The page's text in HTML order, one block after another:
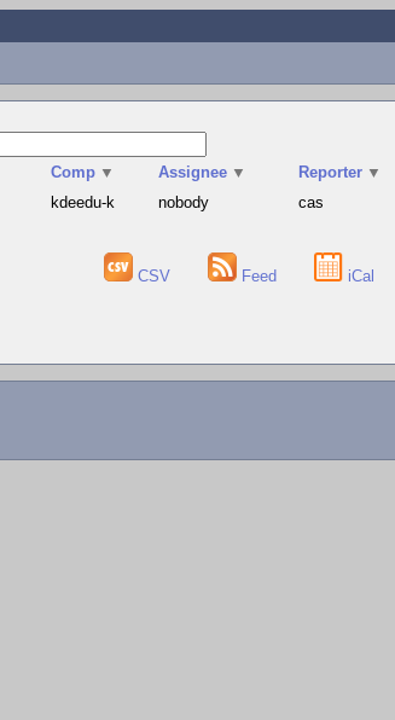
Comp ▼ Assignee ▼ Reporter ▼
kdeedu-k nobody cas
CSV Feed iCal